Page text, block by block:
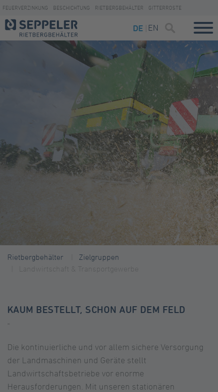
FEUERVERZINKUNG BESCHICHTUNG RIETBERGBEHÄLTER GITTERROSTE
DE EN
Rietbergbehälter
Zielgruppen
KAUM BESTELLT, SCHON AUF DEM FELD
"
Die kontinuierliche und vor allem sichere Versorgung
der Landmaschinen und Geräte stellt
Landwirtschaftsbetriebe vor enorme
Herausforderungen. Mit unseren stationären